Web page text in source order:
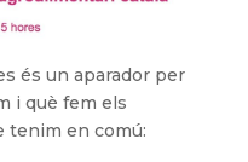
és un aparador per
i què fem els
tenim en comú: